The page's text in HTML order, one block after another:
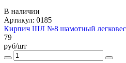
В наличии
Артикул: 0185
Кирпич ШЛ №8 шамотный
79
руб/шт